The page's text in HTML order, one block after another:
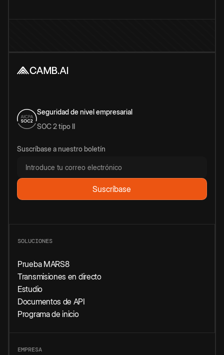
Seguridad de nivel empresarial
SOC 2 tipo II
Suscríbase a nuestro boletín
SOLUCIONES
Prueba MARS8
Transmisiones en directo
Estudio
Documentos de API
Programa de inicio
EMPRESA